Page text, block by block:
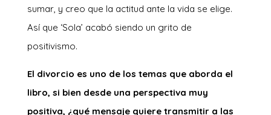
sumar, y creo que la actitud ante la vida se elige.
Así que ‘Sola’ acabó siendo un grito de
positivismo.
El divorcio es uno de los temas que aborda el
libro, si bien desde una perspectiva muy
positiva, ¿qué mensaje quiere transmitir a las